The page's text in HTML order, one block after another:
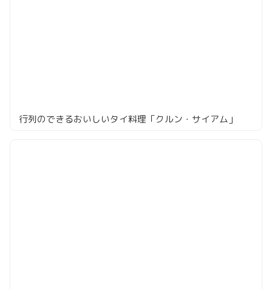
行列のできるおいしいタイ料理「クルン・サイアム」